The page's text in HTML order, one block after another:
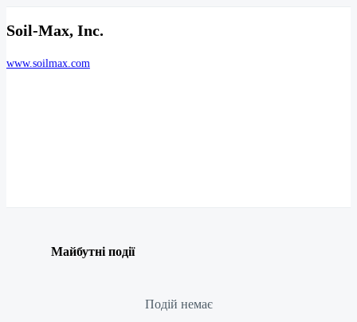
Soil-Max, Inc.
www.soilmax.com
Майбутні події
Подій немає